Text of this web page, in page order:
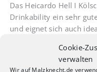
Cookie-
verwalten
Wir auf Malzknecht.de
Das Heicardo Hell I
Drinkability ein sehr
und eignet sich auch
und die geringe Bittere
gut bei der Damenwelt